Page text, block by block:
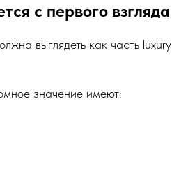
с первого взгляда
выглядеть как часть luxury
значение имеют: